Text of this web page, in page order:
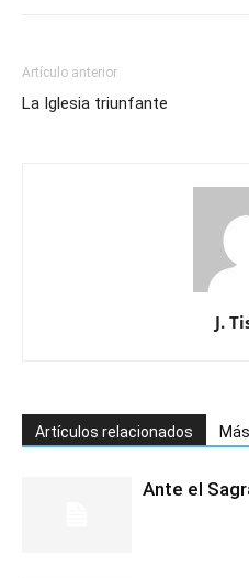
Artículo anterior
La Iglesia triunfante
J.
Artículos relacionados
Ante el